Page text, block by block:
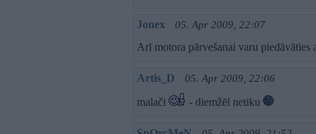
Jonex 05. Apr 2009, 22:07
Arī motora pārvešanai varu piedāvāties
Artis_D 05. Apr 2009, 22:06
malači - diemžēl netiku